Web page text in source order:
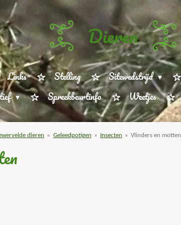
Dieren
Links Stelling Sitewedstrijd
Spreekbeurtinfo Weetjes
dieren » Geleedpotigen » Insecten » Vlinders en motten